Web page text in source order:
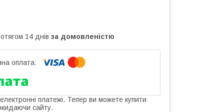
14 днів за домовленістю
платежі. Тепер ви можете купити
сайту.